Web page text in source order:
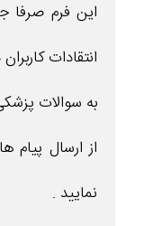
این فرم صرفا
انتقادات
به سوالات
از ارسال
نمایید .